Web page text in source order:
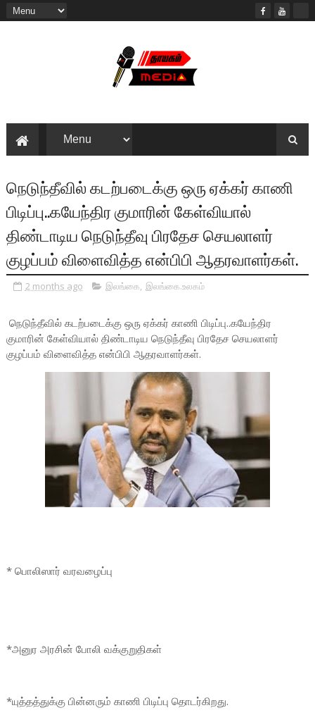
நெடுந்தீவில் கடற்படைக்கு ஒரு ஏக்கர் காணி
பிடிப்பு..கயேந்திர குமாரின் கேள்வியால்
திண்டாடிய நெடுந்தீவு பிரதேச செயலாளர்
குழப்பம் விளைவித்த என்பிபி ஆதரவாளர்கள்.
2 months ago இலங்கை, இலங்கை.உலகம்
நெடுந்தீவில் கடற்படைக்கு ஒரு ஏக்கர் காணி பிடிப்பு..கயேந்திர
குமாரின் கேள்வியால் திண்டாடிய நெடுந்தீவு பிரதேச செயலாளர்
குழப்பம் விளைவித்த என்பிபி ஆதரவாளர்கள்.
* பொலிஸார் வரவழைப்பு
*அனுர அரசின் போலி வக்குறுதிகள்
*யுத்தத்துக்கு பின்னரும் காணி பிடிப்பு தொடர்கிறது.